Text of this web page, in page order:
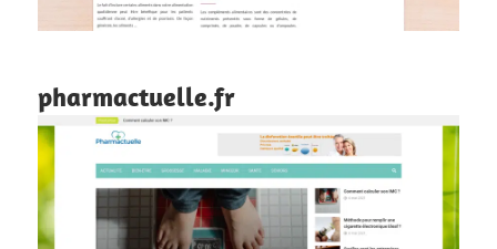
pharmactuelle.fr